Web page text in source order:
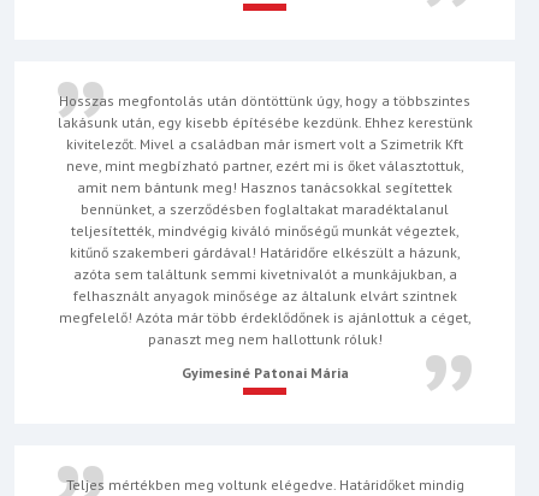
Hosszas megfontolás után döntöttünk úgy, hogy a többszintes
lakásunk után, egy kisebb építésébe kezdünk. Ehhez kerestünk
kivitelezőt. Mivel a családban már ismert volt a Szimetrik Kft
neve, mint megbízható partner, ezért mi is őket választottuk,
amit nem bántunk meg! Hasznos tanácsokkal segítettek
bennünket, a szerződésben foglaltakat maradéktalanul
teljesítették, mindvégig kiváló minőségű munkát végeztek,
kitűnő szakemberi gárdával! Határidőre elkészült a házunk,
azóta sem találtunk semmi kivetnivalót a munkájukban, a
felhasznált anyagok minősége az általunk elvárt szintnek
megfelelő! Azóta már több érdeklődőnek is ajánlottuk a céget,
panaszt meg nem hallottunk róluk!
Gyimesiné Patonai Mária
Teljes mértékben meg voltunk elégedve. Határidőket mindig